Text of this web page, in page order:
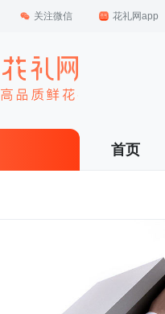
关注微信 花礼网app
首页